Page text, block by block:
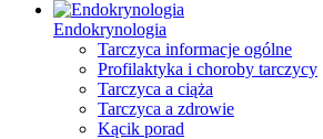
Endokrynologia
Tarczyca informacje ogólne
Profilaktyka i choroby tarczycy
Tarczyca a ciąża
Tarczyca a zdrowie
Kącik porad